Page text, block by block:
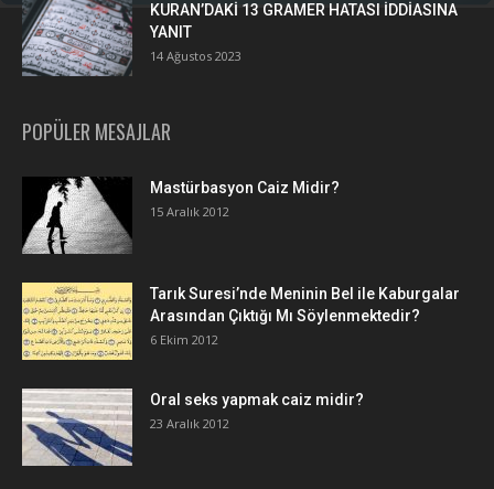
KURAN’DAKİ 13 GRAMER HATASI İDDİASINA
YANIT
14 Ağustos 2023
POPÜLER MESAJLAR
Mastürbasyon Caiz Midir?
15 Aralık 2012
Tarık Suresi’nde Meninin Bel ile Kaburgalar
Arasından Çıktığı Mı Söylenmektedir?
6 Ekim 2012
Oral seks yapmak caiz midir?
23 Aralık 2012